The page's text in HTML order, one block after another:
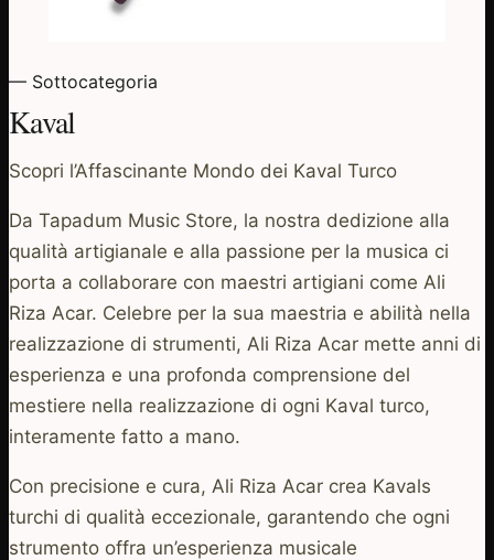
— Sottocategoria
Kaval
Scopri l’Affascinante Mondo dei Kaval Turco
Da Tapadum Music Store, la nostra dedizione alla
qualità artigianale e alla passione per la musica ci
porta a collaborare con maestri artigiani come Ali
Riza Acar. Celebre per la sua maestria e abilità nella
realizzazione di strumenti, Ali Riza Acar mette anni di
esperienza e una profonda comprensione del
mestiere nella realizzazione di ogni Kaval turco,
interamente fatto a mano.
Con precisione e cura, Ali Riza Acar crea Kavals
turchi di qualità eccezionale, garantendo che ogni
strumento offra un’esperienza musicale